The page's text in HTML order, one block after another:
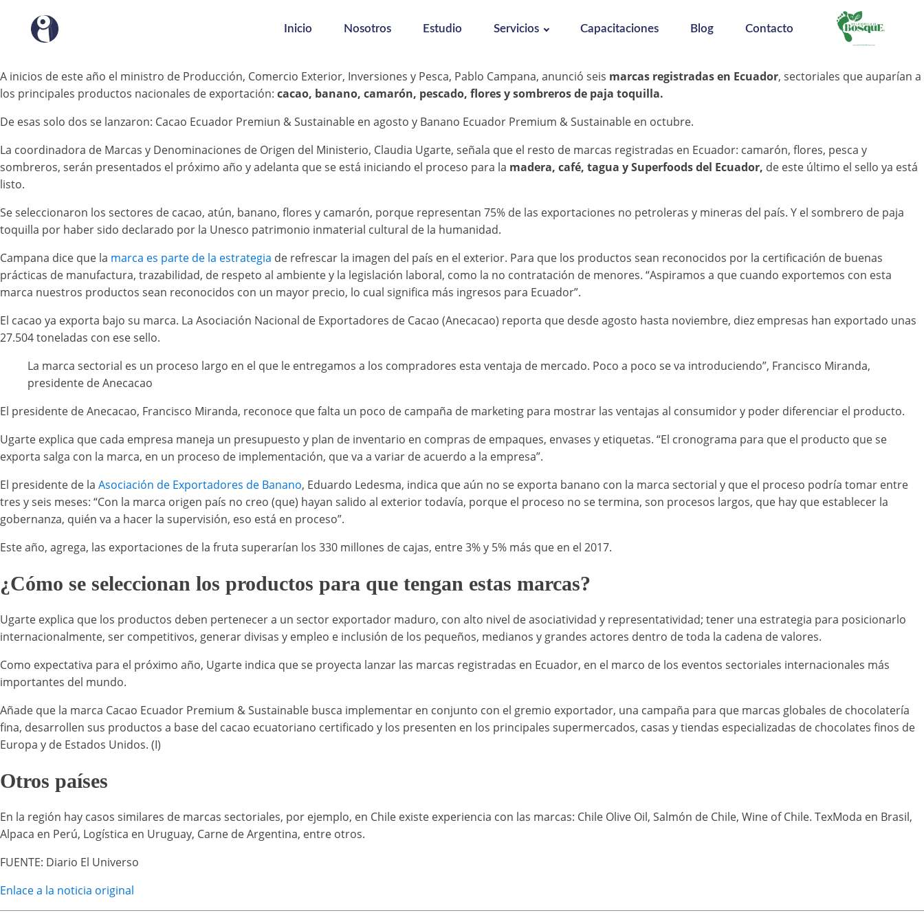
Inicio Nosotros Estudio Servicios Capacitaciones Blog Contacto
A inicios de este año el ministro de Producción, Comercio Exterior, Inversiones y Pesca, Pablo Campana, anunció seis marcas registradas en Ecuador, sectoriales que auparían a
los principales productos nacionales de exportación: cacao, banano, camarón, pescado, flores y sombreros de paja toquilla.
De esas solo dos se lanzaron: Cacao Ecuador Premiun & Sustainable en agosto y Banano Ecuador Premium & Sustainable en octubre.
La coordinadora de Marcas y Denominaciones de Origen del Ministerio, Claudia Ugarte, señala que el resto de marcas registradas en Ecuador: camarón, flores, pesca y
sombreros, serán presentados el próximo año y adelanta que se está iniciando el proceso para la madera, café, tagua y Superfoods del Ecuador, de este último el sello ya está
listo.
Se seleccionaron los sectores de cacao, atún, banano, flores y camarón, porque representan 75% de las exportaciones no petroleras y mineras del país. Y el sombrero de paja
toquilla por haber sido declarado por la Unesco patrimonio inmaterial cultural de la humanidad.
Campana dice que la marca es parte de la estrategia de refrescar la imagen del país en el exterior. Para que los productos sean reconocidos por la certificación de buenas
prácticas de manufactura, trazabilidad, de respeto al ambiente y la legislación laboral, como la no contratación de menores. “Aspiramos a que cuando exportemos con esta
marca nuestros productos sean reconocidos con un mayor precio, lo cual significa más ingresos para Ecuador”.
El cacao ya exporta bajo su marca. La Asociación Nacional de Exportadores de Cacao (Anecacao) reporta que desde agosto hasta noviembre, diez empresas han exportado unas
27.504 toneladas con ese sello.
La marca sectorial es un proceso largo en el que le entregamos a los compradores esta ventaja de mercado. Poco a poco se va introduciendo”, Francisco Miranda,
presidente de Anecacao
El presidente de Anecacao, Francisco Miranda, reconoce que falta un poco de campaña de marketing para mostrar las ventajas al consumidor y poder diferenciar el producto.
Ugarte explica que cada empresa maneja un presupuesto y plan de inventario en compras de empaques, envases y etiquetas. “El cronograma para que el producto que se
exporta salga con la marca, en un proceso de implementación, que va a variar de acuerdo a la empresa”.
El presidente de la Asociación de Exportadores de Banano, Eduardo Ledesma, indica que aún no se exporta banano con la marca sectorial y que el proceso podría tomar entre
tres y seis meses: “Con la marca origen país no creo (que) hayan salido al exterior todavía, porque el proceso no se termina, son procesos largos, que hay que establecer la
gobernanza, quién va a hacer la supervisión, eso está en proceso”.
Este año, agrega, las exportaciones de la fruta superarían los 330 millones de cajas, entre 3% y 5% más que en el 2017.
¿Cómo se seleccionan los productos para que tengan estas marcas?
Ugarte explica que los productos deben pertenecer a un sector exportador maduro, con alto nivel de asociatividad y representatividad; tener una estrategia para posicionarlo
internacionalmente, ser competitivos, generar divisas y empleo e inclusión de los pequeños, medianos y grandes actores dentro de toda la cadena de valores.
Como expectativa para el próximo año, Ugarte indica que se proyecta lanzar las marcas registradas en Ecuador, en el marco de los eventos sectoriales internacionales más
importantes del mundo.
Añade que la marca Cacao Ecuador Premium & Sustainable busca implementar en conjunto con el gremio exportador, una campaña para que marcas globales de chocolatería
fina, desarrollen sus productos a base del cacao ecuatoriano certificado y los presenten en los principales supermercados, casas y tiendas especializadas de chocolates finos de
Europa y de Estados Unidos. (I)
Otros países
En la región hay casos similares de marcas sectoriales, por ejemplo, en Chile existe experiencia con las marcas: Chile Olive Oil, Salmón de Chile, Wine of Chile. TexModa en Brasil,
Alpaca en Perú, Logística en Uruguay, Carne de Argentina, entre otros.
FUENTE: Diario El Universo
Enlace a la noticia original